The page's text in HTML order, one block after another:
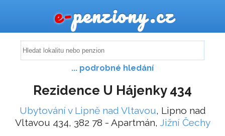
e-penziony.cz
... podrobné hledání
Rezidence U Hájenky 434
Ubytování v Lipně nad Vltavou, Lipno nad
Vltavou 434, 382 78 - Apartmán, Jižní Čechy